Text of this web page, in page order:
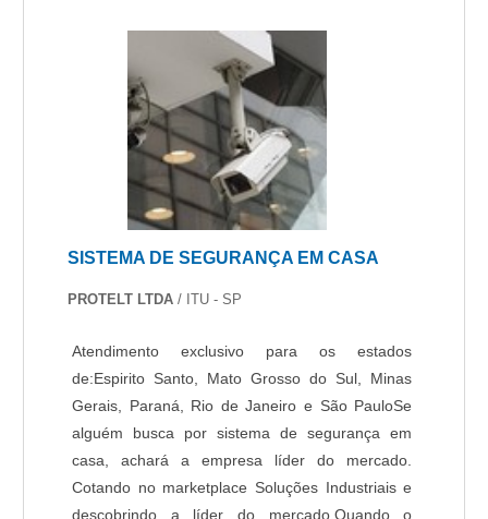
SISTEMA DE SEGURANÇA EM CASA
PROTELT LTDA / ITU - SP
Atendimento exclusivo para os estados
de:Espirito Santo, Mato Grosso do Sul, Minas
Gerais, Paraná, Rio de Janeiro e São PauloSe
alguém busca por sistema de segurança em
casa, achará a empresa líder do mercado.
Cotando no marketplace Soluções Industriais e
descobrindo a líder do mercado.Quando o